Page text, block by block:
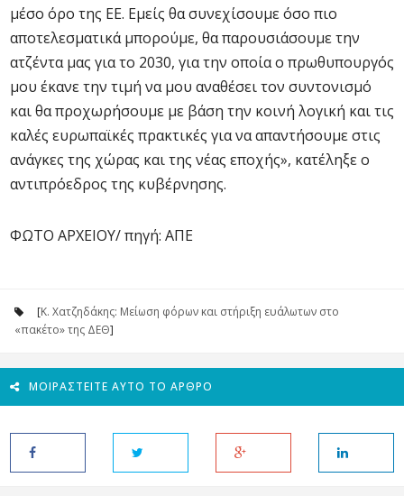
μέσο όρο της ΕΕ. Εμείς θα συνεχίσουμε όσο πιο
αποτελεσματικά μπορούμε, θα παρουσιάσουμε την
ατζέντα μας για το 2030, για την οποία ο πρωθυπουργός
μου έκανε την τιμή να μου αναθέσει τον συντονισμό
και θα προχωρήσουμε με βάση την κοινή λογική και τις
καλές ευρωπαϊκές πρακτικές για να απαντήσουμε στις
ανάγκες της χώρας και της νέας εποχής», κατέληξε ο
αντιπρόεδρος της κυβέρνησης.
ΦΩΤΟ ΑΡΧΕΙΟΥ/ πηγή: ΑΠΕ
[Κ. Χατζηδάκης: Μείωση φόρων και στήριξη ευάλωτων στο
«πακέτο» της ΔΕΘ]
ΜΟΙΡΑΣΤΕΊΤΕ ΑΥΤΌ ΤΟ ΆΡΘΡΟ